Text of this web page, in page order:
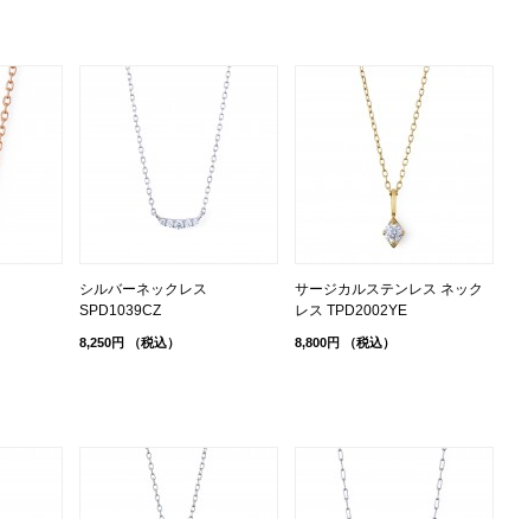
シルバーネックレス
SPD1039CZ
8,250円 （税込）
サージカルステンレス ネック
レス TPD2002YE
8,800円 （税込）